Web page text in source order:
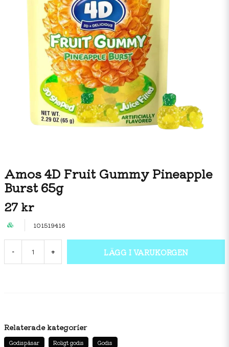
Amos 4D Fruit Gummy Pineapple
Burst 65g
27 kr
101519416
- + LÄGG I VARUKORGEN
Relaterade kategorier
Godispåsar Roligt godis Godis